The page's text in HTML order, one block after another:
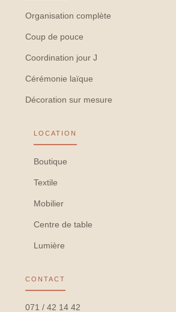
Organisation complète
Coup de pouce
Coordination jour J
Cérémonie laïque
Décoration sur mesure
LOCATION
Boutique
Textile
Mobilier
Centre de table
Lumière
CONTACT
071 / 42 14 42